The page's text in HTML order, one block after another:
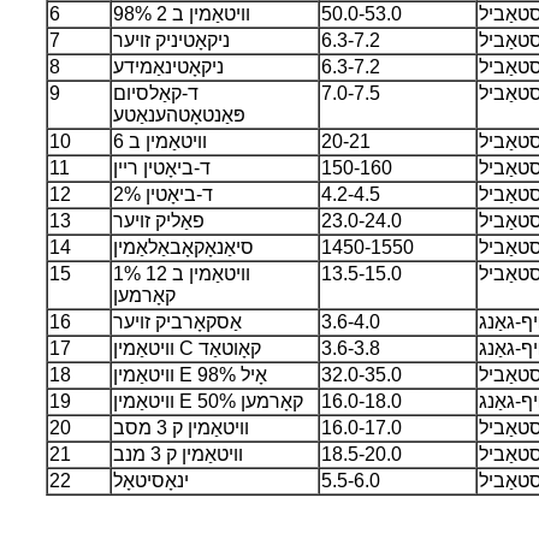
6
וויטאַמין ב 2 98% 50.0-53.0
7
ניקאָטיניק זויער 6.3-7.2
8
ניקאָטינאַמידע 6.3-7.2
9
ד-קאַלסיום
פּאַנטאָטהענאַטע
7.0-7.5
10 וויטאַמין ב 6 20-21
11
ד-ביאָטין ריין 150-160
12
ד-ביאָטין 2% 4.2-4.5
13
פאַליק זויער 23.0-24.0
14
סיאַנאָקאָבאַלאַמין 1450-1550
15
וויטאַמין ב 12 1%
קאָרמען
13.5-15.0
16 אַסקאָרביק זויער 3.6-4.0
גאַנג
17
וויטאַמין C קאָוטאַד 3.6-3.8
גאַנג
18
וויטאַמין E אָיל 98% 32.0-35.0
19
וויטאַמין E 50% קאָרמען 16.0-18.0
גאַנג
20
וויטאַמין ק 3 מסב 16.0-17.0
21
וויטאַמין ק 3 מנב 18.5-20.0
22
ינאָסיטאָל 5.5-6.0